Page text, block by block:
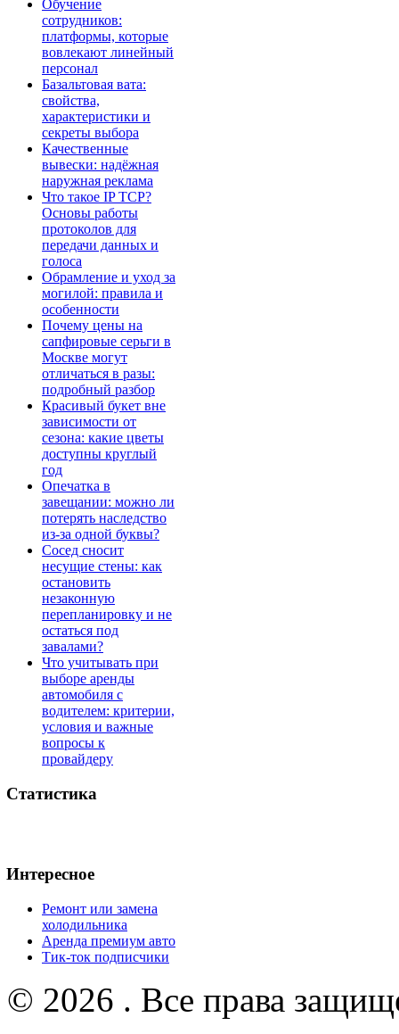
Обучение
сотрудников:
платформы, которые
вовлекают линейный
персонал
Базальтовая вата:
свойства,
характеристики и
секреты выбора
Качественные
вывески: надёжная
наружная реклама
Что такое IP TCP?
Основы работы
протоколов для
передачи данных и
голоса
Обрамление и уход за
могилой: правила и
особенности
Почему цены на
сапфировые серьги в
Москве могут
отличаться в разы:
подробный разбор
Красивый букет вне
зависимости от
сезона: какие цветы
доступны круглый
год
Опечатка в
завещании: можно ли
потерять наследство
из-за одной буквы?
Сосед сносит
несущие стены: как
остановить
незаконную
перепланировку и не
остаться под
завалами?
Что учитывать при
выборе аренды
автомобиля с
водителем: критерии,
условия и важные
вопросы к
провайдеру
Статистика
Интересное
Ремонт или замена
холодильника
Аренда премиум авто
Тик-ток подписчики
© 2026 . Все права